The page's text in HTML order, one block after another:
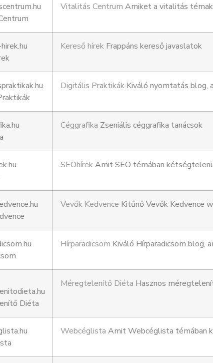
Vitalitás Centrum Amiket a vitalitás
Kereső hírek Frappáns kereső javaslatok
Digitális Praktikák Kiváló nyomtatás blog,
Céggrafika Zseniális céggrafika tanácsok
SEOhírekAmit SEO témában
Vevők Kedvence Kitűnő Vevők Kedvence
Hírparadicsom Kiváló Hírparadicsom blog,
Méregtelenítő Diéta Hasznos
Webcéglista Amit Webcéglista témában